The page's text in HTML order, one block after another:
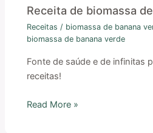
Receita de biomassa
Receitas / biomassa de banana
biomassa de banana verde
Fonte de saúde e de infinitas
receitas!
Read More »